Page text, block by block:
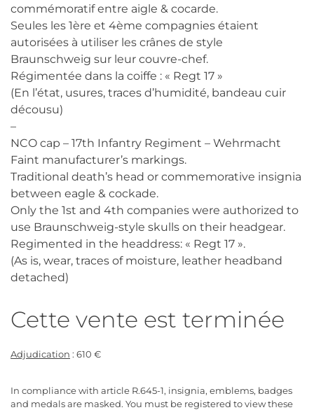
In compliance with article R.645-1, insignia, emblems, badges
and medals are masked. You must be registered to view these
commémoratif entre aigle & cocarde.
Seules les 1ère et 4ème compagnies étaient
autorisées à utiliser les crânes de style
Braunschweig sur leur couvre-chef.
Régimentée dans la coiffe : « Regt 17 »
(En l’état, usures, traces d’humidité, bandeau cuir
décousu)
–
NCO cap – 17th Infantry Regiment – Wehrmacht
Faint manufacturer’s markings.
Traditional death’s head or commemorative insignia
between eagle & cockade.
Only the 1st and 4th companies were authorized to
use Braunschweig-style skulls on their headgear.
Regimented in the headdress: « Regt 17 ».
(As is, wear, traces of moisture, leather headband
detached)
Cette vente est terminée
Adjudication : 610 €